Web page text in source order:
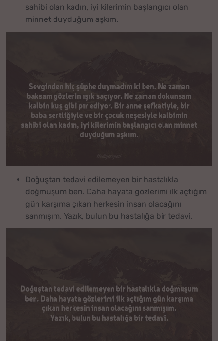
sahibi olan kadın, iyi kilerimin başlangıcı olan
minnet duyduğum aşkım.
Doğuştan tedavi edilemeyen bir hastalıkla
doğmuşum ben. Daha hayata gözlerimi ilk açtığım
gün karşıma çıkan herkesin insan olacağını
sanmışım. Yazık, bulun bu hastalığa bir tedavi.